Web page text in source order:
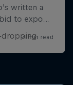
dropping